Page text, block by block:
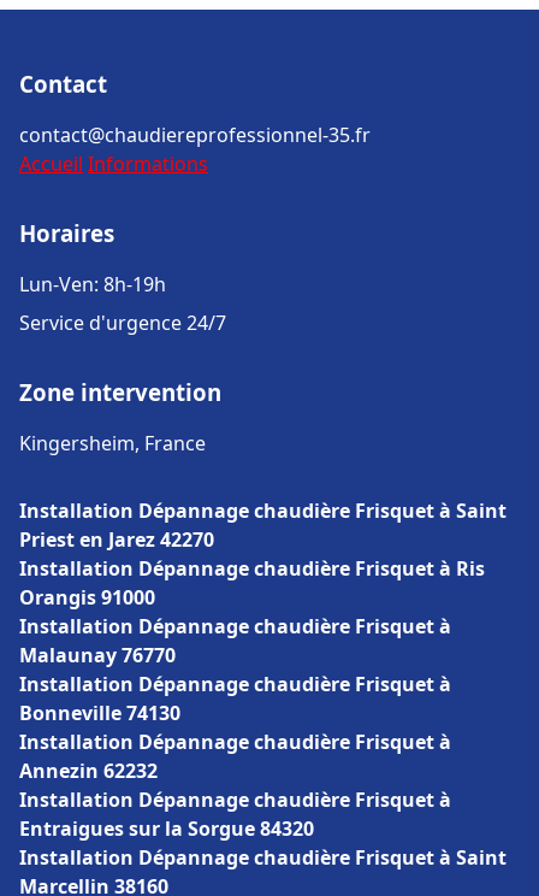
Contact
contact@chaudiereprofessionnel-35.fr
Accueil Informations
Horaires
Lun-Ven: 8h-19h
Service d'urgence 24/7
Zone intervention
Kingersheim, France
Installation Dépannage chaudière Frisquet à Saint
Priest en Jarez 42270
Installation Dépannage chaudière Frisquet à Ris
Orangis 91000
Installation Dépannage chaudière Frisquet à
Malaunay 76770
Installation Dépannage chaudière Frisquet à
Bonneville 74130
Installation Dépannage chaudière Frisquet à
Annezin 62232
Installation Dépannage chaudière Frisquet à
Entraigues sur la Sorgue 84320
Installation Dépannage chaudière Frisquet à Saint
Marcellin 38160